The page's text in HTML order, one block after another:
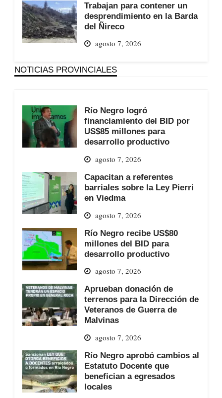
Trabajan para contener un
desprendimiento en la Barda
del Ñireco
agosto 7, 2026
NOTICIAS PROVINCIALES
Río Negro logró
financiamiento del BID por
US$85 millones para
desarrollo productivo
agosto 7, 2026
Capacitan a referentes
barriales sobre la Ley Pierri
en Viedma
agosto 7, 2026
Río Negro recibe US$80
millones del BID para
desarrollo productivo
agosto 7, 2026
Aprueban donación de
terrenos para la Dirección de
Veteranos de Guerra de
Malvinas
agosto 7, 2026
Río Negro aprobó cambios al
Estatuto Docente que
benefician a egresados
locales